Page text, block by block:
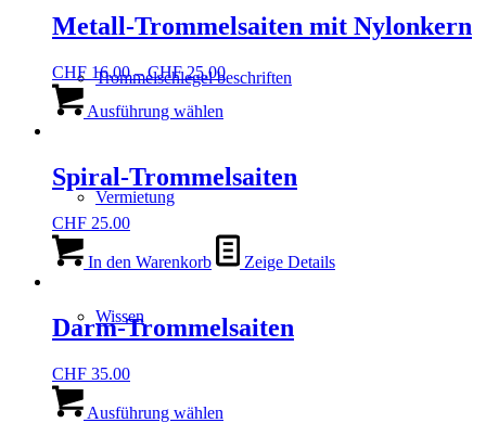
Trommelschlegel beschriften
Vermietung
Wissen
Metall-Trommelsaiten mit Nylonkern
CHF 16.00–CHF25.00
Ausführung wählen
Dieses
Varianten
auf.
können
auf
gewählt
werden
Spiral-Trommelsaiten
CHF 25.00
In den Warenkorb Zeige Details
Darm-Trommelsaiten
CHF 35.00
Ausführung wählen